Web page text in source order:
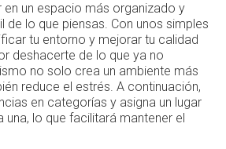
en un espacio más organizado y
de lo que piensas. Con unos simples
tu entorno y mejorar tu calidad
deshacerte de lo que ya no
no solo crea un ambiente más
reduce el estrés. A continuación,
en categorías y asigna un lugar
lo que facilitará mantener el